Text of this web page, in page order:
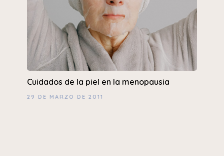
Cuidados de la piel en la menopausia
29 DE MARZO DE 2011